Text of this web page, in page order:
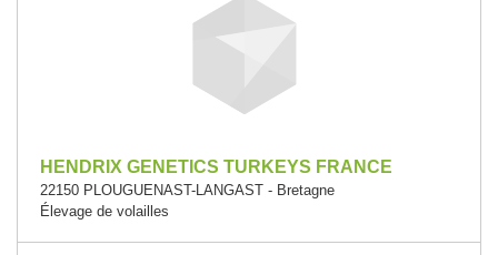
HENDRIX GENETICS TURKEYS FRANCE
22150 PLOUGUENAST-LANGAST - Bretagne
Élevage de volailles